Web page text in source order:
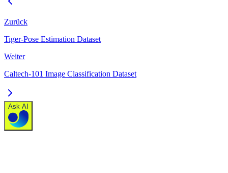
Zurück
Tiger-Pose Estimation Dataset
Weiter
Caltech-101 Image Classification Dataset
Ask AI